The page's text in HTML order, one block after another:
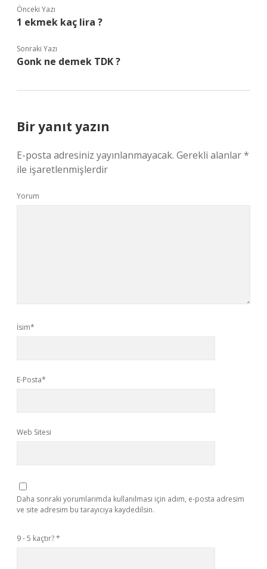
Önceki Yazı
1 ekmek kaç lira ?
Sonraki Yazı
Gonk ne demek TDK ?
Bir yanıt yazın
E-posta adresiniz yayınlanmayacak. Gerekli alanlar*
ile işaretlenmişlerdir
Yorum
İsim*
E-Posta*
Web Sitesi
Daha sonraki yorumlarımda kullanılması için adım, e-posta adresim
ve site adresim bu tarayıcıya kaydedilsin.
9 - 5 kaçtır?*